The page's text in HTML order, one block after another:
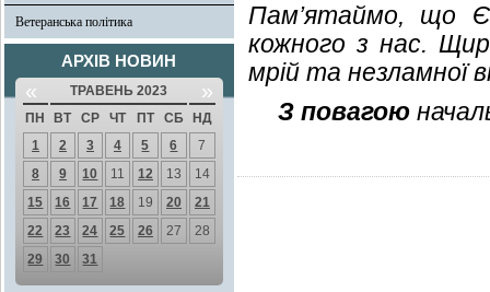
Ветеранська політика
АРХІВ НОВИН
« ТРАВЕНЬ 2023 »
ПН ВТ СР ЧТ ПТ СБ
НД
1
2 3 4 5 6
7
8
9 10 11 12 13
14
15
16 17 18 19 20
21
22
23 24 25 26 27
28
29
30 31
Пам’ятаймо, що
кожного з нас.
мрій та незламної
З повагою